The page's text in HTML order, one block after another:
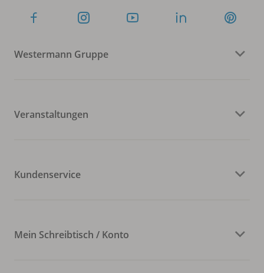
Westermann Gruppe
Veranstaltungen
Kundenservice
Mein Schreibtisch / Konto